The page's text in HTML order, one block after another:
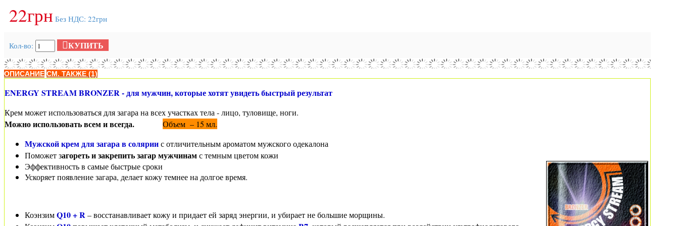
22грн Без НДС: 22грн
Кол-во: КУПИТЬ
ОПИСАНИЕ СМ. ТАКЖЕ (1)
ENERGY STREAM BRONZER - для мужчин, которые хотят увидеть быстрый результат
Крем может использоваться для загара на всех участках тела - лицо, туловище, ноги.
Можно использовать всем и всегда. Объем – 15 мл.
Мужской крем для загара в соляриис отличительным ароматом мужского одекалона
Поможет загореть и закрепить загар мужчинамс темным цветом кожи
Эффективность в самые быстрые сроки
Ускоряет появление загара, делает кожу темнее на долгое время.
КоэнзимQ10 + R– восстанавливает кожу и придает ей заряд энергии, и убирает не большие морщины.